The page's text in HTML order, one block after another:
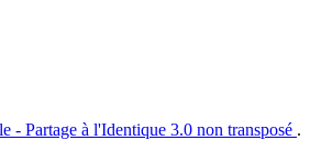
- Partage à l'Identique 3.0 non transposé .